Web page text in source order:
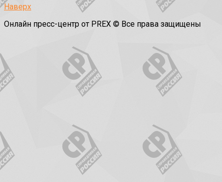
Наверх
Онлайн пресс-центр от PREX © Все права защищены